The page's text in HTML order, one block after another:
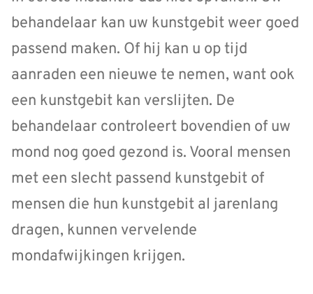
behandelaar kan uw kunstgebit weer goed
passend maken. Of hij kan u op tijd
aanraden een nieuwe te nemen, want ook
een kunstgebit kan verslijten. De
behandelaar controleert bovendien of uw
mond nog goed gezond is. Vooral mensen
met een slecht passend kunstgebit of
mensen die hun kunstgebit al jarenlang
dragen, kunnen vervelende
mondafwijkingen krijgen.